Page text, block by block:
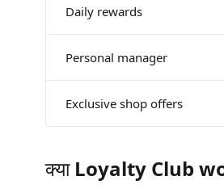
Daily rewards
Personal manager
Exclusive shop offers
क्या Loyalty Club